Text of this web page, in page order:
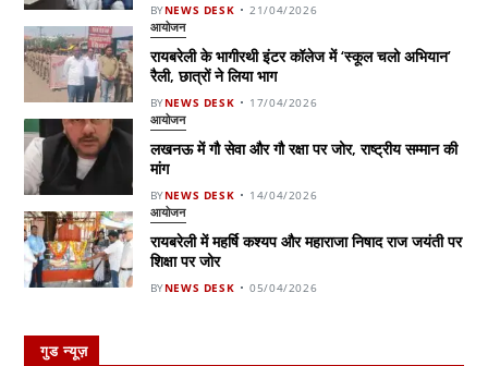
BYNEWS DESK 21/04/2026
आयोजन
रायबरेली के भागीरथी इंटर कॉलेज में ‘स्कूल चलो अभियान’
रैली, छात्रों ने लिया भाग
BYNEWS DESK 17/04/2026
आयोजन
लखनऊ में गौ सेवा और गौ रक्षा पर जोर, राष्ट्रीय सम्मान की
मांग
BYNEWS DESK 14/04/2026
आयोजन
रायबरेली में महर्षि कश्यप और महाराजा निषाद राज जयंती पर
शिक्षा पर जोर
BYNEWS DESK 05/04/2026
गुड न्यूज़